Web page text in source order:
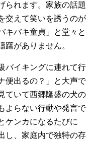
られます。家族の話題
交えて笑いを誘うのが
キバキ童貞」と堂々と
躇がありません。
バイキングに連れて行
便出るの？」と大声で
ていて西郷隆盛の犬の
よらない行動や発言で
ケンカになるたびに
し、家庭内で独特の存